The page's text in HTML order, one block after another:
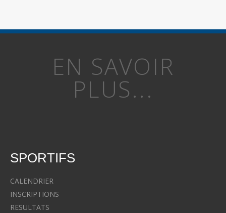
EN SAVOIR
PLUS...
SPORTIFS
CALENDRIER
INSCRIPTIONS
RESULTATS